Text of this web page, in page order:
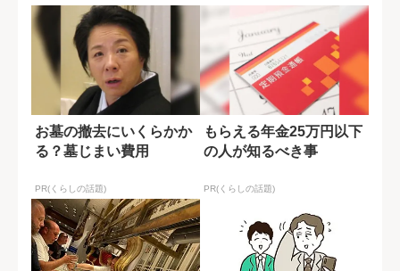
お墓の撤去にいくらかか
る？墓じまい費用
PR(くらしの話題)
もらえる年金25万円以下
の人が知るべき事
PR(くらしの話題)